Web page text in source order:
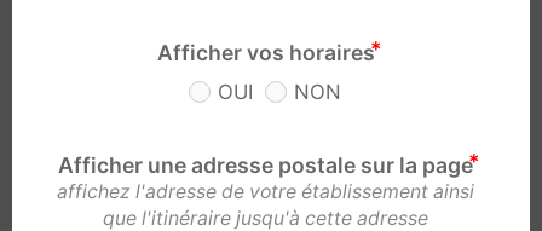
Afficher vos horaires
OUI NON
Afficher une adresse postale sur la page
affichez l'adresse de votre établissement ainsi
que l'itinéraire jusqu'à cette adresse